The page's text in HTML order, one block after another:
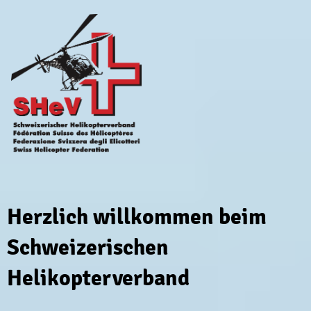
Herzlich willkommen beim
Schweizerischen
Helikopterverband